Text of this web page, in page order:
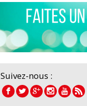
Suivez-nous :